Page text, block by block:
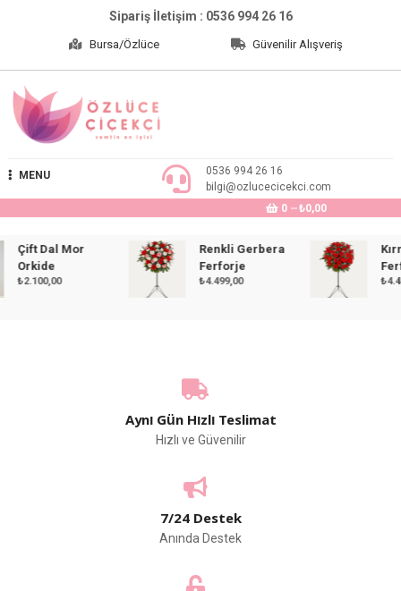
Sipariş İletişim : 0536 994 26 16
Bursa/Özlüce Güvenilir Alışveriş
Özlüce Çiçekçi
MENU
0536 994 26 16
bilgi@ozlucecicekci.com
0
₺0,00
Dal Mor
2.100,00
Renkli Gerbera
Ferforje
4.499,00
Aynı Gün Hızlı Teslimat
Hızlı ve Güvenilir
7/24 Destek
Anında Destek